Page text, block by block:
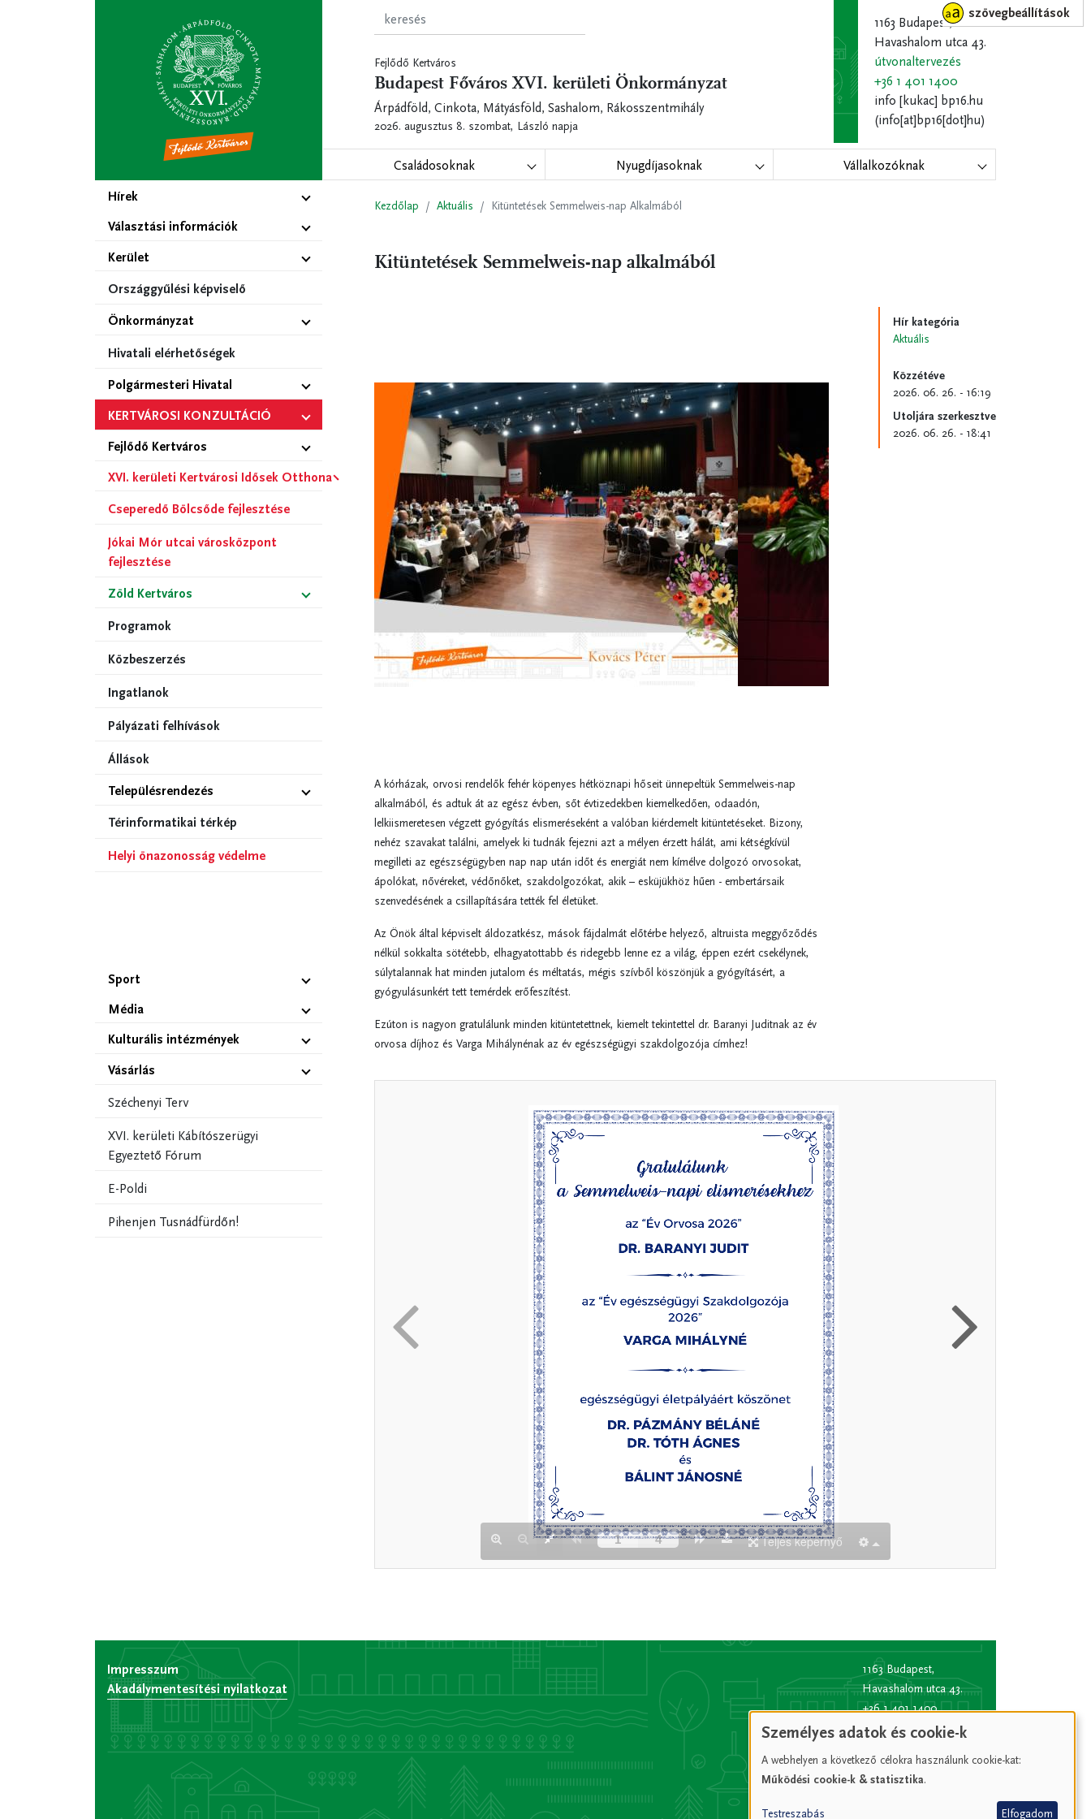
szövegbeállítások
Fejlődő Kertváros
Budapest Főváros XVI. kerületi Önkormányzat
Árpádföld, Cinkota, Mátyásföld, Sashalom, Rákosszentmihály
2026. augusztus 8. szombat, László napja
1163 Budapest,
Havashalom utca 43.
útvonaltervezés
+36 1 401 1400
info [kukac] bp16.hu
(info[at]bp16[dot]hu)
Családosoknak Nyugdíjasoknak
Vállalkozóknak
Hírek
Választási információk
Kerület
Országgyűlési képviselő
Önkormányzat
Hivatali elérhetőségek
Polgármesteri Hivatal
KERTVÁROSI KONZULTÁCIÓ
Fejlődő Kertváros
XVI. kerületi Kertvárosi Idősek Otthona
Cseperedő Bölcsőde fejlesztése
Jókai Mór utcai városközpont
fejlesztése
Zöld Kertváros
Programok
Közbeszerzés
Ingatlanok
Pályázati felhívások
Állások
Településrendezés
Térinformatikai térkép
Helyi önazonosság védelme
Sport
Média
Kulturális intézmények
Vásárlás
Széchenyi Terv
XVI. kerületi Kábítószerügyi
Egyeztető Fórum
E-Poldi
Pihenjen Tusnádfürdőn!
Kezdőlap Aktuális Kitüntetések Semmelweis-nap Alkalmából
Kitüntetések Semmelweis-nap alkalmából
A kórházak, orvosi rendelők fehér köpenyes hétköznapi hőseit ünnepeltük Semmelweis-nap
alkalmából, és adtuk át az egész évben, sőt évtizedekben kiemelkedően, odaadón,
lelkiismeretesen végzett gyógyítás elismeréseként a valóban kiérdemelt kitüntetéseket. Bizony,
nehéz szavakat találni, amelyek ki tudnák fejezni azt a mélyen érzett hálát, ami kétségkívül
megilleti az egészségügyben nap nap után időt és energiát nem kímélve dolgozó orvosokat,
ápolókat, nővéreket, védőnőket, szakdolgozókat, akik – esküjükhöz hűen - embertársaik
szenvedésének a csillapítására tették fel életüket.
Az Önök által képviselt áldozatkész, mások fájdalmát előtérbe helyező, altruista meggyőződés
nélkül sokkalta sötétebb, elhagyatottabb és ridegebb lenne ez a világ, éppen ezért csekélynek,
súlytalannak hat minden jutalom és méltatás, mégis szívből köszönjük a gyógyításért, a
gyógyulásunkért tett temérdek erőfeszítést.
Ezúton is nagyon gratulálunk minden kitüntetettnek, kiemelt tekintettel dr. Baranyi Juditnak az év
orvosa díjhoz és Varga Mihálynénak az év egészségügyi szakdolgozója címhez!
Hír kategória
Aktuális
Közzétéve
2026. 06. 26. - 16:19
Utoljára szerkesztve
2026. 06. 26. - 18:41
Impresszum
Akadálymentesítési nyilatkozat
1163 Budapest,
Havashalom utca 43.
+36 1 401 1400
info[kukac]bp16.hu
Hivatali kapu rövid
név:XVIPOLG
Személyes adatok és cookie-k
A webhelyen a következő célokra használunk cookie-kat:
Működési cookie-k & statisztika.
Testreszabás Elfogadom